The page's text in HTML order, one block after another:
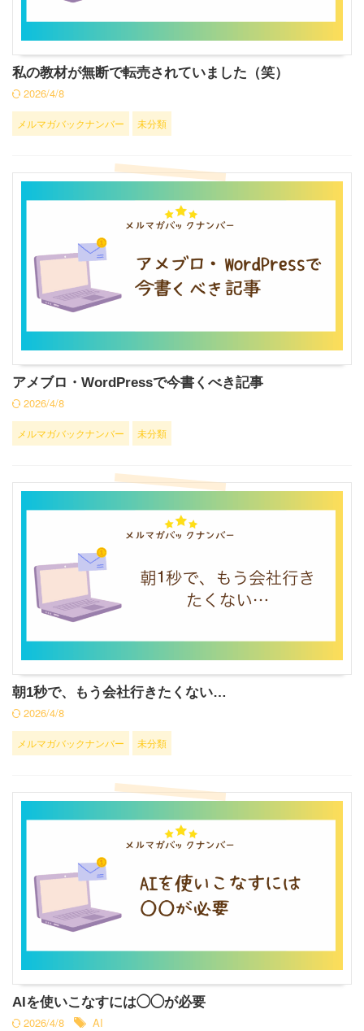
私の教材が無断で転売されていました（笑）
2026/4/8
メルマガバックナンバー 未分類
アメブロ・WordPressで今書くべき記事
2026/4/8
メルマガバックナンバー 未分類
朝1秒で、もう会社行きたくない…
2026/4/8
メルマガバックナンバー 未分類
AIを使いこなすには◯◯が必要
2026/4/8
AI